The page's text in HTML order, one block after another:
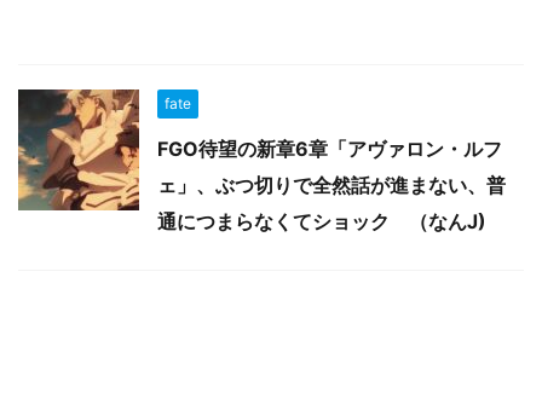
fate
FGO待望の新章6章「アヴァロン・ルフ
ェ」、ぶつ切りで全然話が進まない、普
通につまらなくてショック （なんJ)